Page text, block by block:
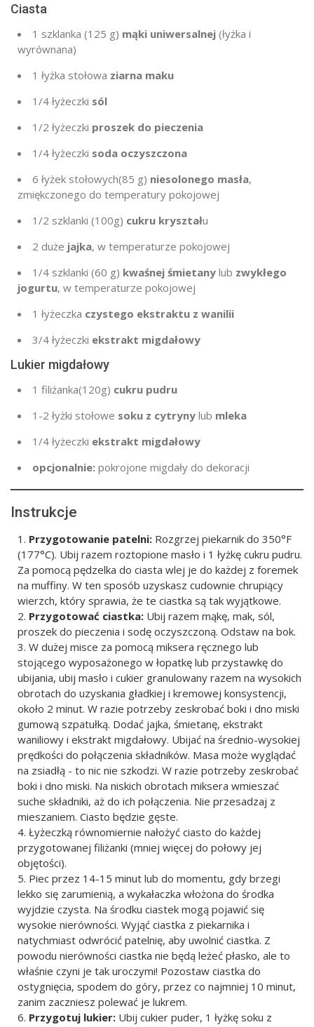
Ciasta
1 szklanka (125 g) mąki uniwersalnej (łyżka i
wyrównana)
1 łyżka stołowa ziarna maku
1/4 łyżeczki sól
1/2 łyżeczki proszek do pieczenia
1/4 łyżeczki soda oczyszczona
6 łyżek stołowych(85 g) niesolonego masła,
zmiękczonego do temperatury pokojowej
1/2 szklanki (100g) cukru kryształu
2 duże jajka, w temperaturze pokojowej
1/4 szklanki (60 g) kwaśnej śmietany lub zwykłego
jogurtu, w temperaturze pokojowej
1 łyżeczka czystego ekstraktu z wanilii
3/4 łyżeczki ekstrakt migdałowy
Lukier migdałowy
1 filiżanka(120g) cukru pudru
1-2 łyżki stołowe soku z cytryny lub mleka
1/4 łyżeczki ekstrakt migdałowy
opcjonalnie: pokrojone migdały do dekoracji
Instrukcje
Przygotowanie patelni: Rozgrzej piekarnik do 350°F
(177°C). Ubij razem roztopione masło i 1 łyżkę cukru pudru.
Za pomocą pędzelka do ciasta wlej je do każdej z foremek
na muffiny. W ten sposób uzyskasz cudownie chrupiący
wierzch, który sprawia, że te ciastka są tak wyjątkowe.
Przygotować ciastka: Ubij razem mąkę, mak, sól,
proszek do pieczenia i sodę oczyszczoną. Odstaw na bok.
W dużej misce za pomocą miksera ręcznego lub
stojącego wyposażonego w łopatkę lub przystawkę do
ubijania, ubij masło i cukier granulowany razem na wysokich
obrotach do uzyskania gładkiej i kremowej konsystencji,
około 2 minut. W razie potrzeby zeskrobać boki i dno miski
gumową szpatułką. Dodać jajka, śmietanę, ekstrakt
waniliowy i ekstrakt migdałowy. Ubijać na średnio-wysokiej
prędkości do połączenia składników. Masa może wyglądać
na zsiadłą - to nic nie szkodzi. W razie potrzeby zeskrobać
boki i dno miski. Na niskich obrotach miksera wmieszać
suche składniki, aż do ich połączenia. Nie przesadzaj z
mieszaniem. Ciasto będzie gęste.
Łyżeczką równomiernie nałożyć ciasto do każdej
przygotowanej filiżanki (mniej więcej do połowy jej
objętości).
Piec przez 14-15 minut lub do momentu, gdy brzegi
lekko się zarumienią, a wykałaczka włożona do środka
wyjdzie czysta. Na środku ciastek mogą pojawić się
wysokie nierówności. Wyjąć ciastka z piekarnika i
natychmiast odwrócić patelnię, aby uwolnić ciastka. Z
powodu nierówności ciastka nie będą leżeć płasko, ale to
właśnie czyni je tak uroczymi! Pozostaw ciastka do
ostygnięcia, spodem do góry, przez co najmniej 10 minut,
zanim zaczniesz polewać je lukrem.
Przygotuj lukier: Ubij cukier puder, 1 łyżkę soku z